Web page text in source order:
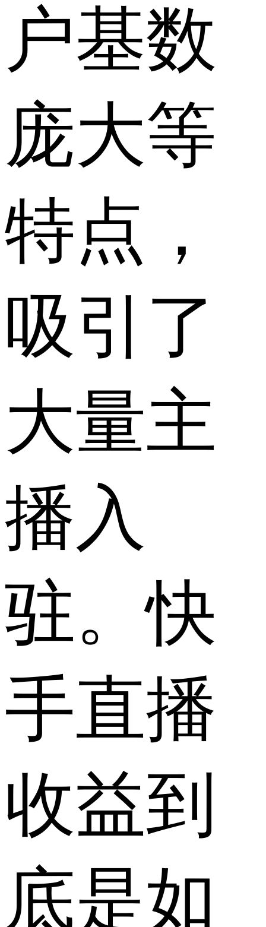
户基数
庞大等
特点，
吸引了
大量主
播入
驻。快
手直播
收益到
底是如